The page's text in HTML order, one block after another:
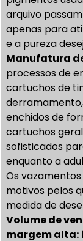
arquivo
apenas para
e a pureza
Manufatura
processos de
cartuchos de
enchidos de
cartuchos
sofisticados
enquanto a
Os
motivos pelos
medida de
Volume de
margem alta: